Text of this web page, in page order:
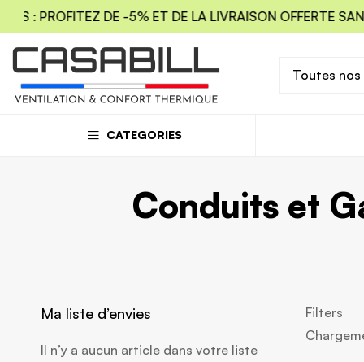
: PROFITEZ DE -5% ET DE LA LIVRAISON OFFERTE SANS
Toutes
CATEGORIES
Conduits et
Filters
Ma liste d’envies
Il n’y a aucun article dans votre liste